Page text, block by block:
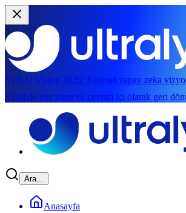
YOLO Vision 2026: Küresel yapay zeka
Eylül'de yüz yüze ve çevrim içi olarak geri
Ara...
Anasayfa